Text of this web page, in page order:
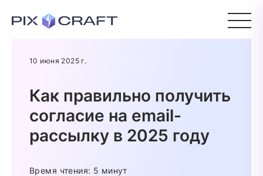
10 июня 2025 г.
Как правильно получить
согласие на email-
рассылку в 2025 году
Время чтения: 5 минут